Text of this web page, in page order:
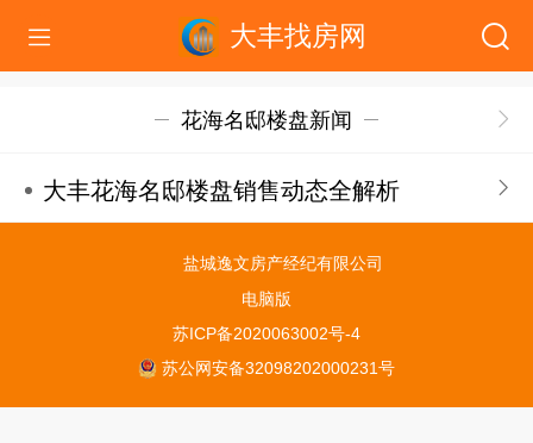
大丰找房网
花海名邸楼盘新闻
大丰花海名邸楼盘销售动态全解析
盐城逸文房产经纪有限公司
电脑版
苏ICP备2020063002号-4
苏公网安备32098202000231号